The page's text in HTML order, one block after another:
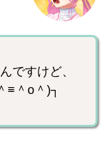
ですけど、
≡＾o＾)┐